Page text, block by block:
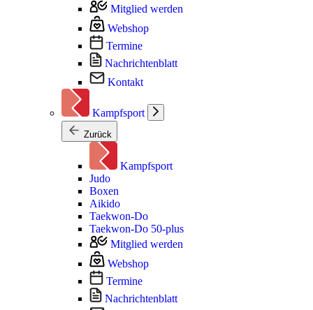
Mitglied werden
Webshop
Termine
Nachrichtenblatt
Kontakt
Kampfsport
Zurück
Kampfsport
Judo
Boxen
Aikido
Taekwon-Do
Taekwon-Do 50-plus
Mitglied werden
Webshop
Termine
Nachrichtenblatt